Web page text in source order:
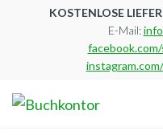
KOSTENLOSE
E-Mail: